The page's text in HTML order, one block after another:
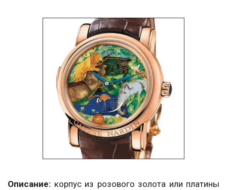
Описание: корпус из розового золота или платины